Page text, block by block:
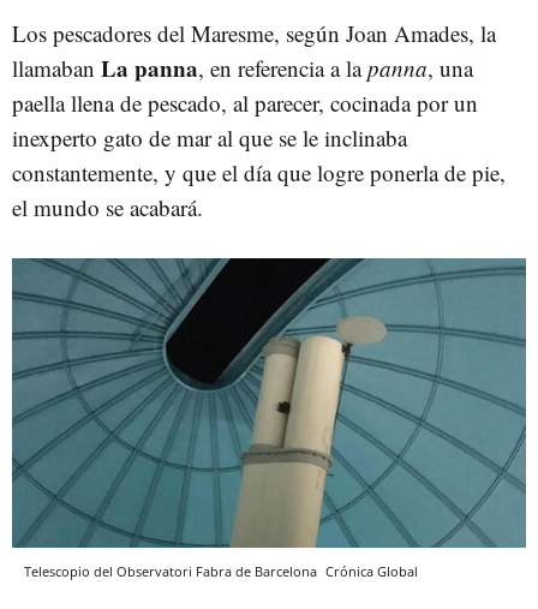
Los pescadores del Maresme, según Joan Amades, la
llamaban La panna, en referencia a lapanna, una
paella llena de pescado, al parecer, cocinada por un
inexperto gato de mar al que se le inclinaba
constantemente, y que el día que logre ponerla de pie,
el mundo se acabará.
Telescopio del Observatori Fabra de Barcelona Crónica Global